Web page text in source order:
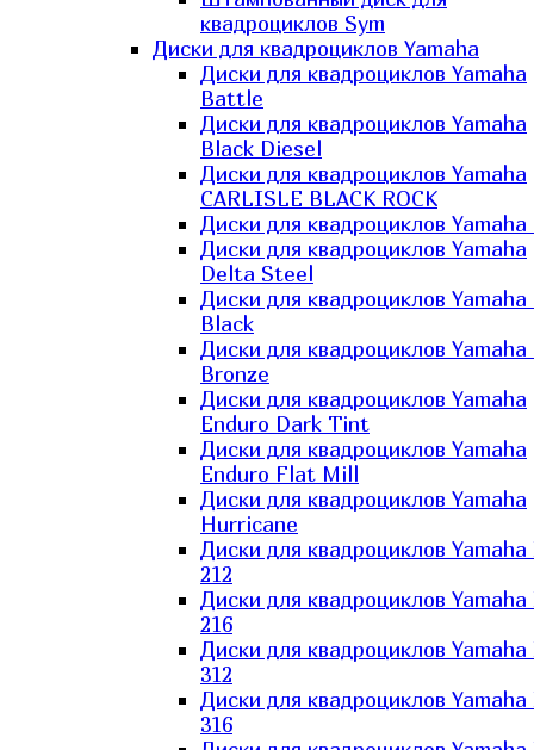
квадроциклов Sym
Диски для квадроциклов Yamaha
Диски для квадроциклов Yamaha
Battle
Диски для квадроциклов Yamaha
Black Diesel
Диски для квадроциклов Yamaha
CARLISLE BLACK ROCK
Диски для квадроциклов Yamaha
Диски для квадроциклов Yamaha
Delta Steel
Диски для квадроциклов
Black
Диски для квадроциклов
Bronze
Диски для квадроциклов Yamaha
Enduro Dark Tint
Диски для квадроциклов Yamaha
Enduro Flat Mill
Диски для квадроциклов Yamaha
Hurricane
Диски для квадроциклов
212
Диски для квадроциклов
216
Диски для квадроциклов
312
Диски для квадроциклов
316